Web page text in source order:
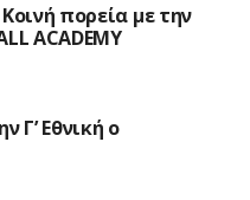
πορεία με την
ACADEMY
Γ’ Εθνική ο